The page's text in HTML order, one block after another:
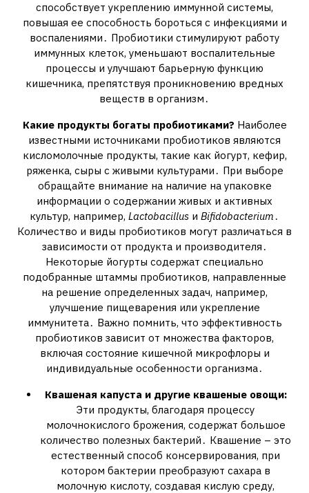
способствует укреплению иммунной системы,
повышая ее способность бороться с инфекциями и
воспалениями․ Пробиотики стимулируют работу
иммунных клеток, уменьшают воспалительные
процессы и улучшают барьерную функцию
кишечника, препятствуя проникновению вредных
веществ в организм․
Какие продукты богаты пробиотиками? Наиболее
известными источниками пробиотиков являются
кисломолочные продукты, такие как йогурт, кефир,
ряженка, сыры с живыми культурами․ При выборе
обращайте внимание на наличие на упаковке
информации о содержании живых и активных
культур, например, Lactobacillus и Bifidobacterium ․
Количество и виды пробиотиков могут различаться в
зависимости от продукта и производителя․
Некоторые йогурты содержат специально
подобранные штаммы пробиотиков, направленные
на решение определенных задач, например,
улучшение пищеварения или укрепление
иммунитета․ Важно помнить, что эффективность
пробиотиков зависит от множества факторов,
включая состояние кишечной микрофлоры и
индивидуальные особенности организма․
Квашеная капуста и другие квашеные овощи:
Эти продукты, благодаря процессу
молочнокислого брожения, содержат большое
количество полезных бактерий․ Квашение – это
естественный способ консервирования, при
котором бактерии преобразуют сахара в
молочную кислоту, создавая кислую среду,